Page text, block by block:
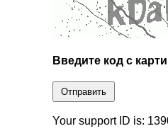
Введите код с
Отправить
Your support ID is: